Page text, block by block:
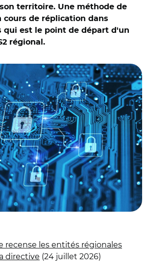
territoire. Une méthode de
cours de réplication dans
qui est le point de départ d'un
régional.
recense les entités régionales
directive (24 juillet 2026)